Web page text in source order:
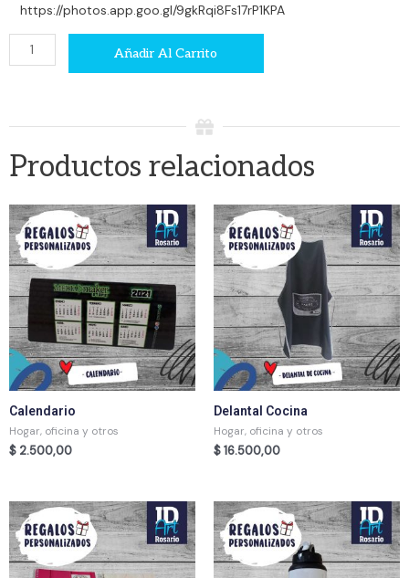
https://photos.app.goo.gl/9gkRqi8Fs17rP1KPA
Funda
netbook
Añadir Al Carrito
Productos relacionados
Calendario
Hogar, oficina y otros
$ 2.500,00
Delantal Cocina
Hogar, oficina y otros
$16.500,00